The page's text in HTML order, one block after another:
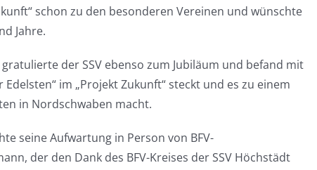
schon zu den besonderen Vereinen und wünschte
Jahre.
der SSV ebenso zum Jubiläum und befand mit
im „Projekt Zukunft“ steckt und es zu einem
in Nordschwaben macht.
seine Aufwartung in Person von BFV-
der den Dank des BFV-Kreises der SSV Höchstädt